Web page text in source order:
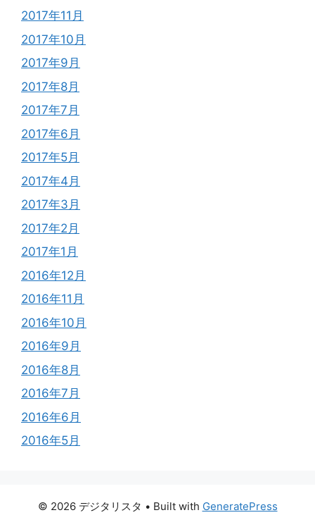
2017年11月
2017年10月
2017年9月
2017年8月
2017年7月
2017年6月
2017年5月
2017年4月
2017年3月
2017年2月
2017年1月
2016年12月
2016年11月
2016年10月
2016年9月
2016年8月
2016年7月
2016年6月
2016年5月
© 2026 デジタリスタ • Built with GeneratePress